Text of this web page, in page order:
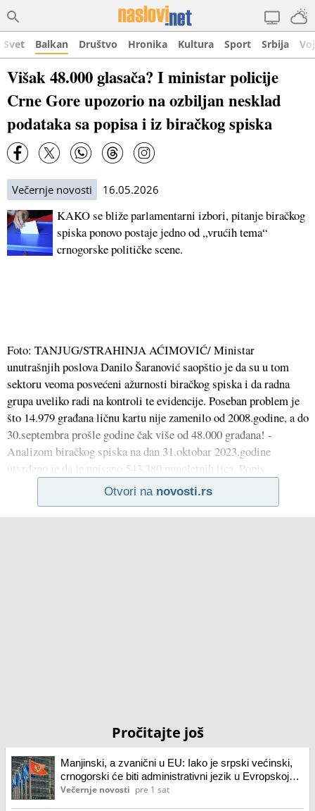
Svet Balkan Društvo Hronika Kultura Sport Srbija
Višak 48.000 glasača? I ministar policije
Crne Gore upozorio na ozbiljan nesklad
podataka sa popisa i iz biračkog spiska
Večernje novosti 16.05.2026
KAKO se bliže parlamentarni izbori, pitanje biračkog
spiska ponovo postaje jedno od „vrućih tema“
crnogorske političke scene.
Foto: TANJUG/STRAHINJA AĆIMOVIĆ/ Ministar
unutrašnjih poslova Danilo Šaranović saopštio je da su u tom
sektoru veoma posvećeni ažurnosti biračkog spiska i da radna
grupa uveliko radi na kontroli te evidencije. Poseban problem je
što 14.979 građana ličnu kartu nije zamenilo od 2008.godine, a do
30.septembra prošle godine čak više od 48.000 građana! -
Analizom biračkog spiska na dan 31.oktobar 2023.godine
utvrđeno je da je upisano 543.380 punoletnih lica. Popis
Otvori na novosti.rs
Pročitajte još
Manjinski, a zvanični u EU: Iako je srpski većinski,
crnogorski će biti administrativni jezik u Evropskoj
uniji
Večernje novosti pre 1 sat